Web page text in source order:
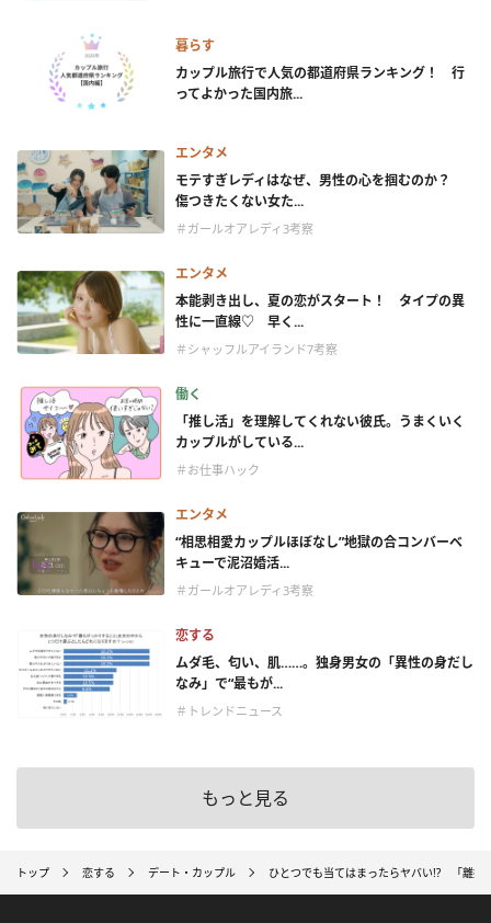
暮らす
カップル旅行で人気の都道府県ランキング！ 行
ってよかった国内旅...
エンタメ
モテすぎレディはなぜ、男性の心を掴むのか？
傷つきたくない女た...
＃ガールオアレディ3考察
エンタメ
本能剥き出し、夏の恋がスタート！ タイプの異
性に一直線♡ 早く...
＃シャッフルアイランド7考察
働く
「推し活」を理解してくれない彼氏。うまくいく
カップルがしている...
＃お仕事ハック
エンタメ
“相思相愛カップルほぼなし”地獄の合コンバーベ
キューで泥沼婚活...
＃ガールオアレディ3考察
恋する
ムダ毛、匂い、肌……。独身男女の「異性の身だし
なみ」で“最もが...
＃トレンドニュース
もっと見る
トップ 恋する デート・カップル ひとつでも当てはまったらヤバい!? 「離婚